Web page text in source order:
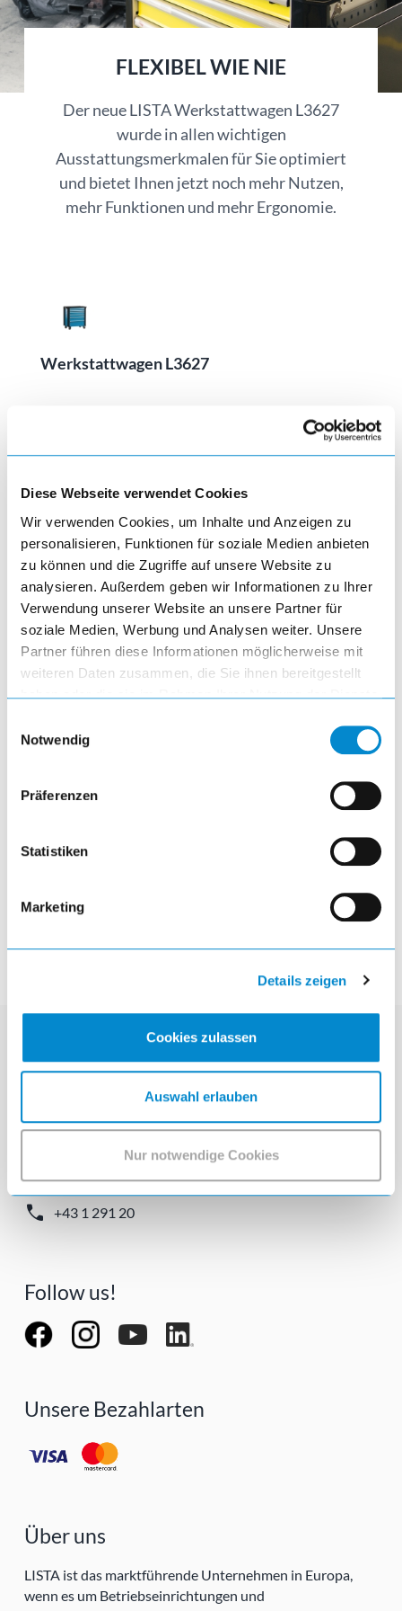
Diese Webseite verwendet Cookies
Wir verwenden Cookies, um Inhalte und Anzeigen zu
personalisieren, Funktionen für soziale Medien anbieten
zu können und die Zugriffe auf unsere Website zu
analysieren. Außerdem geben wir Informationen zu Ihrer
Verwendung unserer Website an unsere Partner für
soziale Medien, Werbung und Analysen weiter. Unsere
Partner führen diese Informationen möglicherweise mit
weiteren Daten zusammen, die Sie ihnen bereitgestellt
haben oder die sie im Rahmen Ihrer Nutzung der Dienste
Notwendig
Präferenzen
Statistiken
Marketing
Details zeigen
Cookies zulassen
Auswahl erlauben
Nur notwendige Cookies
FLEXIBEL WIE NIE
Der neue LISTA Werkstattwagen L3627
wurde in allen wichtigen
Ausstattungsmerkmalen für Sie optimiert
und bietet Ihnen jetzt noch mehr Nutzen,
mehr Funktionen und mehr Ergonomie.
Werkstattwagen L3627
Limitierte Sonderedition -
Werkstattwagen im Rennsport-Design
visibility
Kontakt
Lista Austria GmbH
Prager Straße 245
mail info.at@lista.com
call +43 1 291 20
Follow us!
Unsere Bezahlarten
Über uns
LISTA ist das marktführende Unternehmen in Europa,
wenn es um Betriebseinrichtungen und